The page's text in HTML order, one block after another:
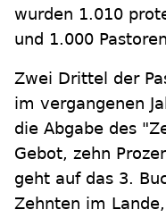
wurden 1.010
und 1.000
Zwei Drittel der
im vergangenen
die Abgabe des
Gebot, zehn
geht auf das 3.
Zehnten im